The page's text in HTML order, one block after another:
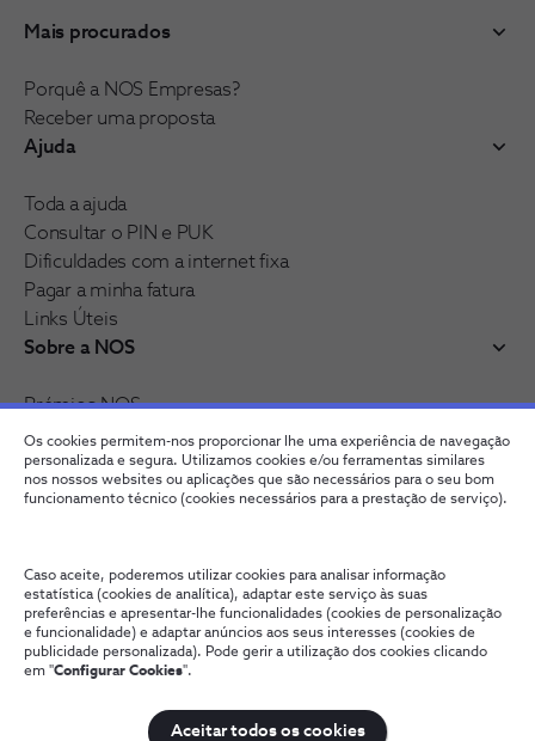
Os cookies permitem-nos proporcionar lhe uma experiência de navegação
personalizada e segura. Utilizamos cookies e/ou ferramentas similares
nos nossos websites ou aplicações que são necessários para o seu bom
funcionamento técnico (cookies necessários para a prestação de serviço).
Caso aceite, poderemos utilizar cookies para analisar informação
estatística (cookies de analítica), adaptar este serviço às suas
preferências e apresentar-lhe funcionalidades (cookies de personalização
e funcionalidade) e adaptar anúncios aos seus interesses (cookies de
publicidade personalizada). Pode gerir a utilização dos cookies clicando
em "Configurar Cookies".
Aceitar todos os cookies
Mais procurados
Porquê a NOS Empresas?
Receber uma proposta
Ajuda
Toda a ajuda
Consultar o PIN e PUK
Dificuldades com a internet fixa
Pagar a minha fatura
Links Úteis
Sobre a NOS
Prémios NOS
Reconhecimentos e distinções
Junte-se à nossa rede
Qualidade de ServiçoWholesaleTermos e Condições